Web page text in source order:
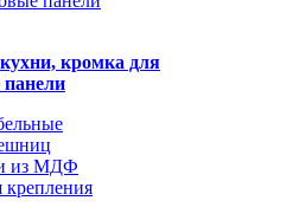
кромка для
из МДФ